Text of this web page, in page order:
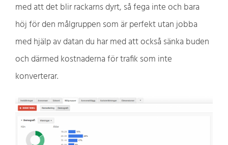
med att det blir rackarns dyrt, så fega inte och bara
höj för den målgruppen som är perfekt utan jobba
med hjälp av datan du har med att också sänka buden
och därmed kostnaderna för trafik som inte
konverterar.